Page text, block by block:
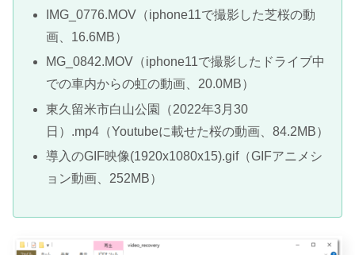
IMG_0776.MOV（iphone11で撮影した芝桜の動
画、16.6MB）
MG_0842.MOV（iphone11で撮影したドライブ中
での車内からの虹の動画、20.0MB）
東久留米市白山公園（2022年3月30
日）.mp4（Youtubeに載せた桜の動画、84.2MB）
導入のGIF映像(1920x1080x15).gif（GIFアニメシ
ョン動画、252MB）